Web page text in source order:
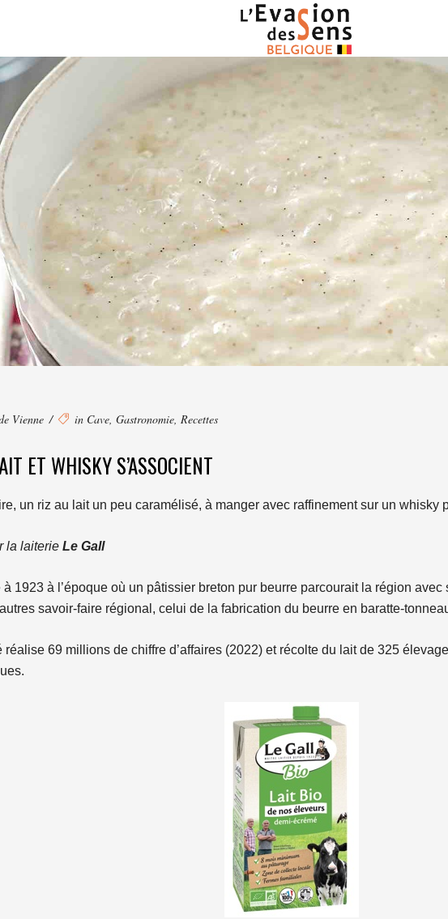
Vienne in Cave, Gastronomie, Recettes
ET WHISKY S’ASSOCIENT
un riz au lait un peu caramélisé, à manger avec raffinement sur un whisky
la laiterie Le Gall
1923 à l’époque où un pâtissier breton pur beurre parcourait la région
savoir-faire régional, celui de la fabrication du beurre en baratte-
réalise 69 millions de chiffre d’affaires (2022) et récolte du lait de 325